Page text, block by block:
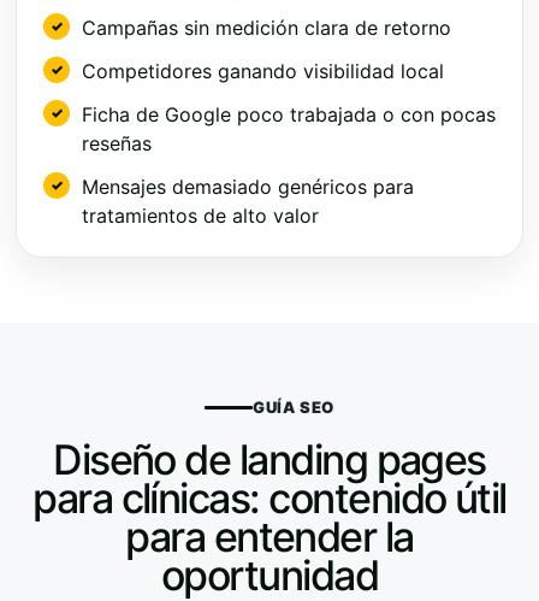
Campañas sin medición clara de retorno
Competidores ganando visibilidad local
Ficha de Google poco trabajada o con pocas
reseñas
Mensajes demasiado genéricos para
tratamientos de alto valor
GUÍA SEO
Diseño de landing pages
para clínicas: contenido útil
para entender la
oportunidad